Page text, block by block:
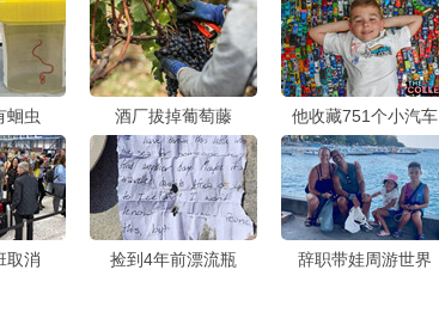
蛔虫 酒厂拔掉葡萄藤 他收藏751个小汽车
取消 捡到4年前漂流瓶 辞职带娃周游世界